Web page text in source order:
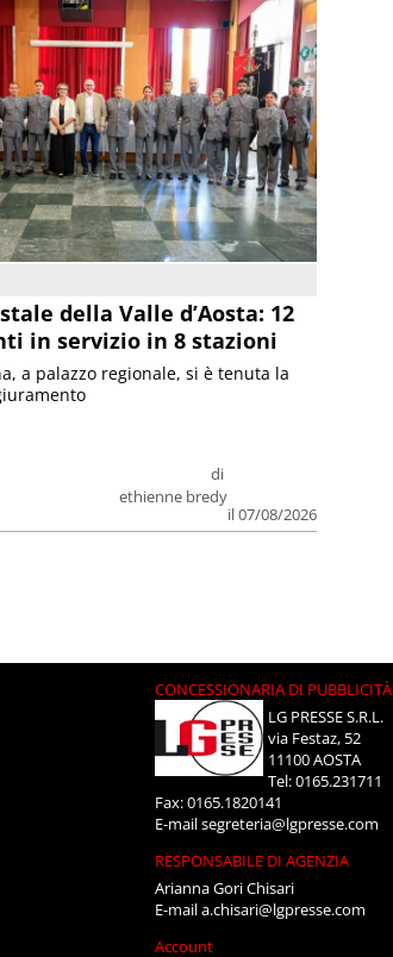
della Valle d’Aosta: 12
in servizio in 8 stazioni
di
ethienne bredy
il 07/08/2026
a palazzo regionale, si è tenuta la
CONCESSIONARIA DI PUBBLICITÀ
LG PRESSE S.R.L.
via Festaz, 52
11100 AOSTA
Tel: 0165.231711
Fax: 0165.1820141
E-mailsegreteria@lgpresse.com
RESPONSABILE DI AGENZIA
Arianna Gori Chisari
E-maila.chisari@lgpresse.com
Account